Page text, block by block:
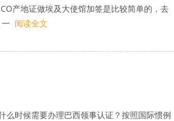
产地证做埃及大使馆加签是比较简单的，去
阅读全文
么时候需要办理巴西领事认证？按照国际惯例